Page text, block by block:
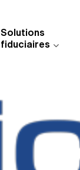
Solutions
fiduciaires